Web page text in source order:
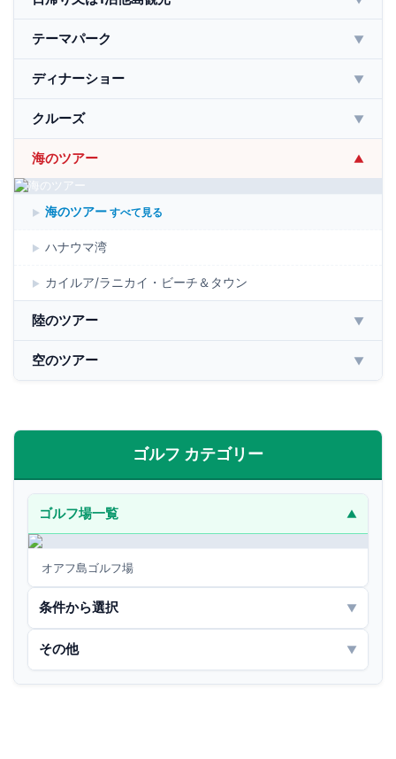
テーマパーク ▼
ディナーショー ▼
クルーズ ▼
海のツアー ▼
海のツアー すべて見る
ハナウマ湾
カイルア/ラニカイ・ビーチ＆タウン
陸のツアー ▼
空のツアー ▼
ゴルフ カテゴリー
ゴルフ場一覧 ▼
オアフ島ゴルフ場
条件から選択 ▼
その他 ▼